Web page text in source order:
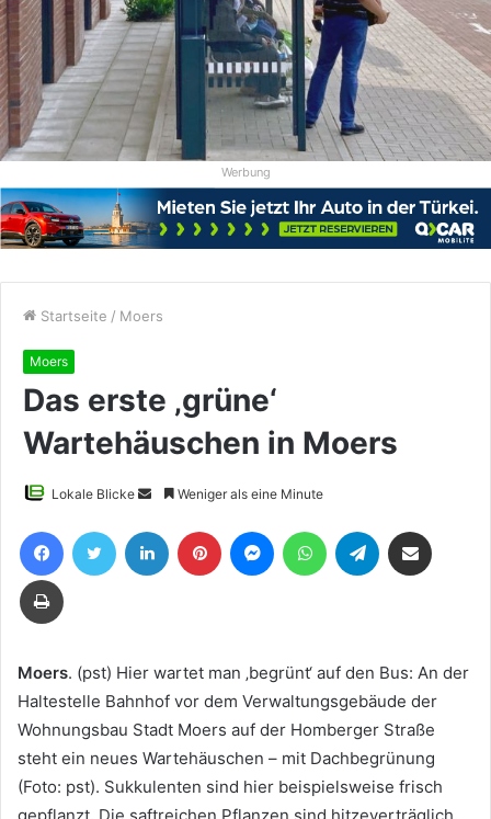
Werbung
Startseite / Moers
Moers
Das erste ‚grüne‘
Wartehäuschen in Moers
Lokale Blicke
Sende
eine
E-
Weniger als eine Minute
FacebookTwitter LinkedIn Pinterest MessengerWhatsAppTelegram
Drucken
Moers. (pst) Hier wartet man ‚begrünt‘ auf den Bus: An der
Haltestelle Bahnhof vor dem Verwaltungsgebäude der
Wohnungsbau Stadt Moers auf der Homberger Straße
steht ein neues Wartehäuschen – mit Dachbegrünung
(Foto: pst). Sukkulenten sind hier beispielsweise frisch